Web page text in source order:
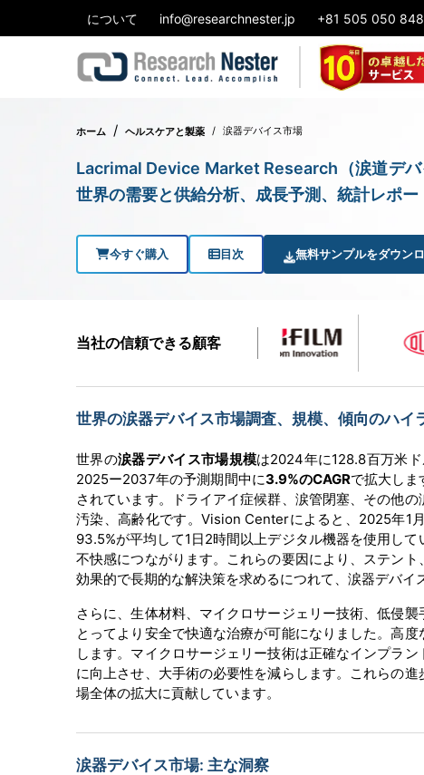
について info@researchnester.jp +81 505 050
ホーム ヘルスケアと製薬 涙器デバイス市場
Lacrimal Device Market Research（涙道デ
世界の需要と供給分析、成長予測、統計レポ
今すぐ購入 目次 無料サンプルをダウン
当社の信頼できる顧客
世界の涙器デバイス市場調査、規模、傾向のハ
世界の涙器デバイス市場規模は2024年に128.8百万米
2025ー2037年の予測期間中に3.9%のCAGRで拡大しま
されています。ドライアイ症候群、涙管閉塞、その他
汚染、高齢化です。Vision Centerによると、2025年1
93.5%が平均して1日2時間以上デジタル機器を使用し
不快感につながります。これらの要因により、ステン
効果的で長期的な解決策を求めるにつれて、涙器デバイ
さらに、生体材料、マイクロサージェリー技術、低侵
とってより安全で快適な治療が可能になりました。高
します。マイクロサージェリー技術は正確なインプラ
に向上させ、大手術の必要性を減らします。これらの
場全体の拡大に貢献しています。
涙器デバイス市場: 主な洞察